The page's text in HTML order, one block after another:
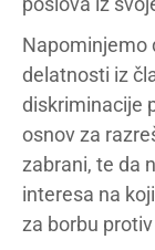
Napominjemo
delatnosti iz
diskriminacije
osnov za
zabrani, te da
interesa na
za borbu